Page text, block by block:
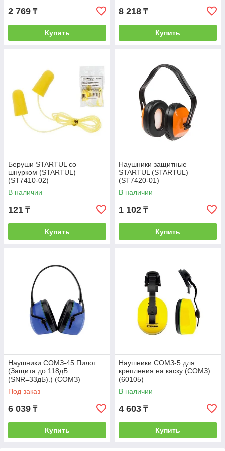
2 769 ₸
Купить
8 218 ₸
Купить
Беруши STARTUL со
шнурком (STARTUL)
(ST7410-02)
В наличии
121 ₸
Купить
Наушники защитные
STARTUL (STARTUL)
(ST7420-01)
В наличии
1 102 ₸
Купить
Наушники СОМЗ-45 Пилот
(Защита до 118дБ
(SNR=33дБ).) (СОМЗ)
(60450)
Под заказ
6 039 ₸
Купить
Наушники СОМЗ-5 для
крепления на каску (СОМЗ)
(60105)
В наличии
4 603 ₸
Купить